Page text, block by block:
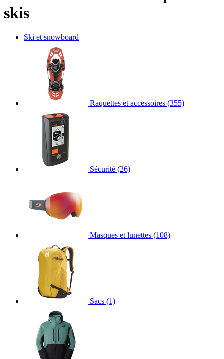
skis
Ski et snowboard
Raquettes et accessoires (355)
Sécurité (26)
Masques et lunettes (108)
Sacs (1)